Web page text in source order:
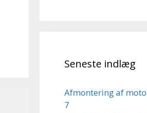
Seneste indlæg
Afmontering af
7